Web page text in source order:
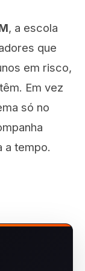
, a escola
que
em risco,
Em vez
só no
a tempo.